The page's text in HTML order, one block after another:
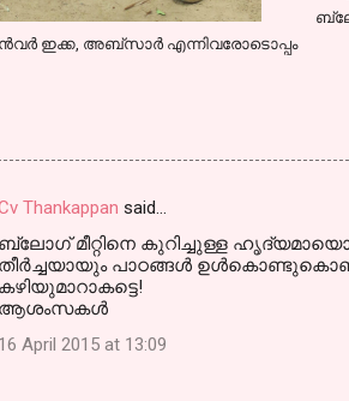
ഇക്ക, അബ്സാര്‍ എന്നിവരോടൊപ്പം
Thankappan said…
ബ്ലോഗ് മീറ്റിനെ കുറിച്ചുള്ള
തീര്‍ച്ചയായും പാഠങ്ങള്‍
കഴിയുമാറാകട്ടെ!
ആശംസകള്‍
16 April 2015 at 13:09